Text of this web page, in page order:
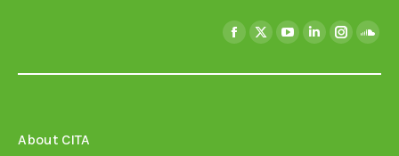
Facebook
X
YouTubeLinkedin
About CITA